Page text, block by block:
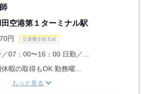
空港第１ターミナル駅
円 交通費全額支給
／07：00〜16：00 日勤／...
暇の取得もOK 勤務曜...
もっと見る